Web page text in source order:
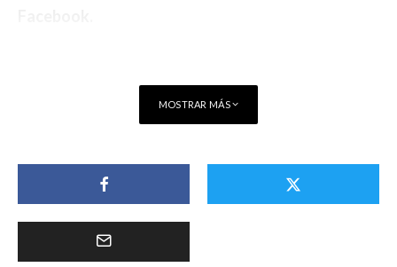
MOSTRAR MÁS